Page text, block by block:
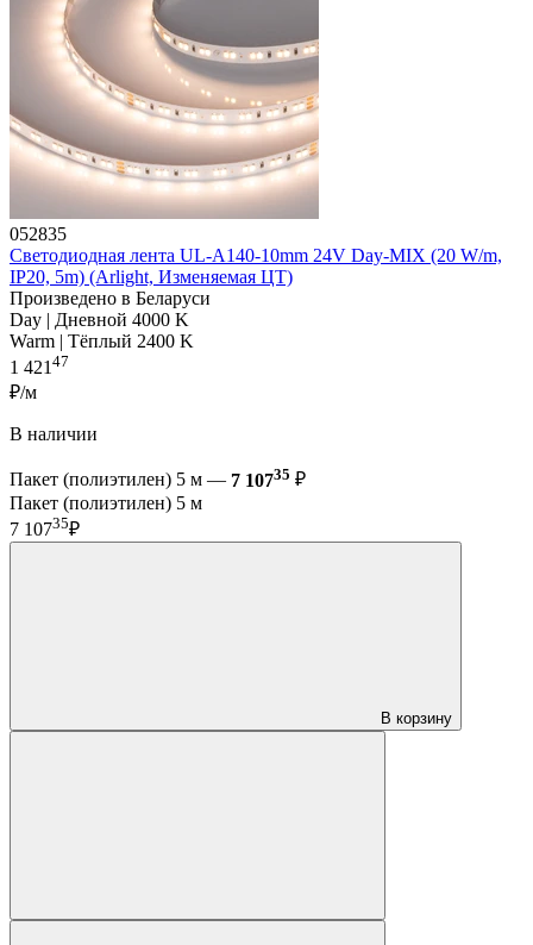
052835
Светодиодная лента UL-A140-10mm 24V Day-MIX (20 W/m,
IP20, 5m) (Arlight, Изменяемая ЦТ)
Произведено в Беларуси
Day | Дневной 4000 K
Warm | Тёплый 2400 K
1 42147
₽/м
В наличии
Пакет (полиэтилен) 5 м — 7 10735 ₽
Пакет (полиэтилен) 5 м
7 10735₽
В корзину